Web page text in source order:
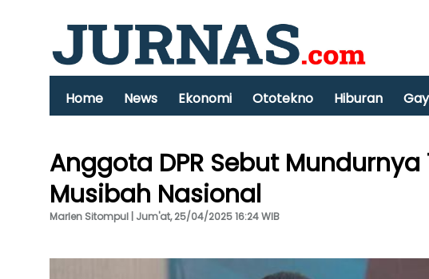
Home News Ekonomi Ototekno Hiburan
Anggota DPR Sebut Mundurnya
Musibah Nasional
Marlen Sitompul | Jum'at, 25/04/2025 16:24 WIB